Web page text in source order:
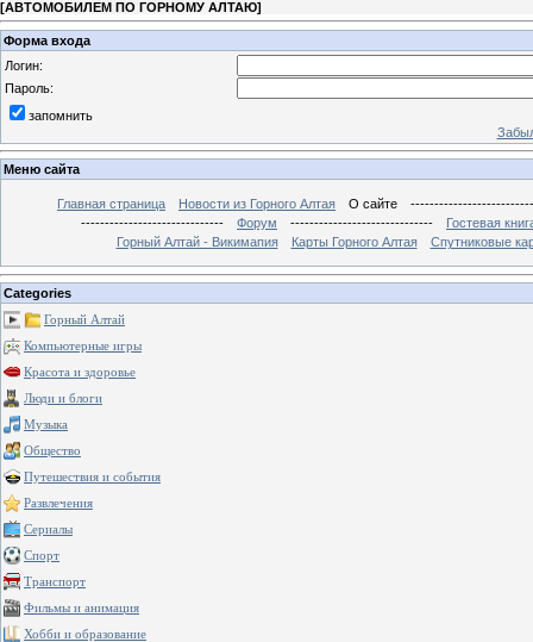
[АВТОМОБИЛЕМ ПО ГОРНОМУ АЛТАЮ]
Форма входа
Логин:
Пароль:
запомнить
Меню сайта
Главная страница Новости из Горного Алтая О сайте
------------------------------
Форум ------------------------------
Гостевая
Горный Алтай - Викимапия
Карты Горного Алтая Спутниковые
Categories
Горный Алтай
Компьютерные игры
Красота и здоровье
Люди и блоги
Музыка
Общество
Путешествия и события
Развлечения
Сериалы
Спорт
Транспорт
Фильмы и анимация
Хобби и образование